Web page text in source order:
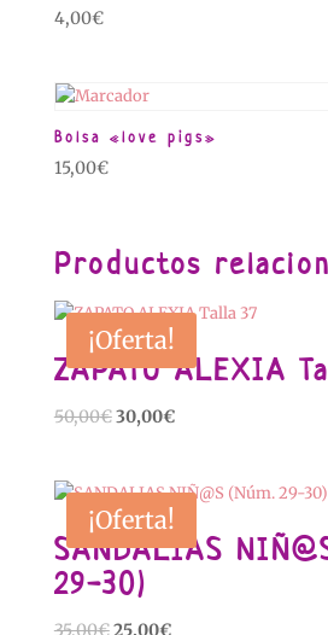
4,00€
Bolsa «love pigs»
15,00€
Productos
¡Oferta!
ZAPATO ALEXIA
50,00€El
era:
50,00€.
30,00€El
es:
30,00€.
¡Oferta!
SANDALIAS
29-30)
35,00€El
25,00€El